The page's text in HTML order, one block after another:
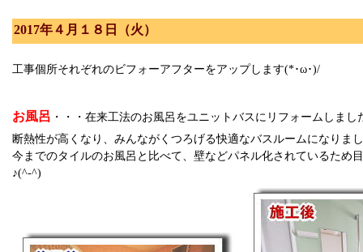
2017年４月１８日（火）
工事個所それぞれのビフォーアフターをアップします(*･ω･)/
お風呂 ・・・在来工法のお風呂をユニットバスにリフォームしまし
断熱性が高くなり、みんながくつろげる快適なバスルームになりま
今までのタイルのお風呂と比べて、壁などパネル化されているため
♪(^-^)